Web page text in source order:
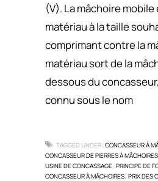
(V). La mâchoire mobile
matériau à la taille
comprimant contre la
matériau sort de la
dessous du
connu sous le nom
TAGGED UNDER: CONCASSEUR À
CONCASSEUR DE PIERRES À MÂCHOIRES,
USINE DE CONCASSAGE, PRINCIPE DE
CONCASSEUR À MÂCHOIRES, PRIX DES